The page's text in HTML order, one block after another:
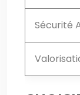
Sécurité